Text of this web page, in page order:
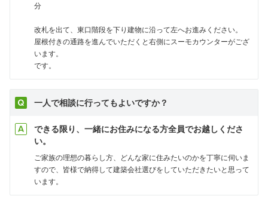
分
改札を出て、東口階段を下り建物に沿って左へお進みください。
屋根付きの通路を進んでいただくと右側にスーモカウンターがござ
います。
です。
一人で相談に行ってもよいですか？
できる限り、一緒にお住みになる方全員でお越しくださ
い。
ご家族の理想の暮らし方、どんな家に住みたいのかを丁寧に伺いま
すので、皆様で納得して建築会社選びをしていただきたいと思って
います。